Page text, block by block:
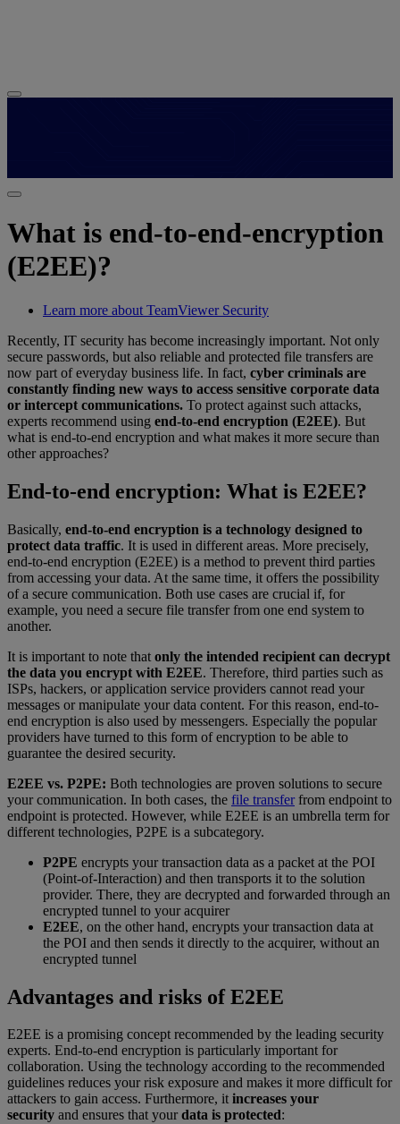
What is end-to-end-encryption
(E2EE)?
Learn more about TeamViewer Security
Recently, IT security has become increasingly important. Not only
secure passwords, but also reliable and protected file transfers are
now part of everyday business life. In fact, cyber criminals are
constantly finding new ways to access sensitive corporate data
or intercept communications. To protect against such attacks,
experts recommend using end-to-end encryption (E2EE). But
what is end-to-end encryption and what makes it more secure than
other approaches?
End-to-end encryption: What is E2EE?
Basically, end-to-end encryption is a technology designed to
protect data traffic. It is used in different areas. More precisely,
end-to-end encryption (E2EE) is a method to prevent third parties
from accessing your data. At the same time, it offers the possibility
of a secure communication. Both use cases are crucial if, for
example, you need a secure file transfer from one end system to
another.
It is important to note that only the intended recipient can decrypt
the data you encrypt with E2EE. Therefore, third parties such as
ISPs, hackers, or application service providers cannot read your
messages or manipulate your data content. For this reason, end-to-
end encryption is also used by messengers. Especially the popular
providers have turned to this form of encryption to be able to
guarantee the desired security.
E2EE vs. P2PE: Both technologies are proven solutions to secure
your communication. In both cases, the file transferfrom endpoint to
endpoint is protected. However, while E2EE is an umbrella term for
different technologies, P2PE is a subcategory.
P2PE encrypts your transaction data as a packet at the POI
(Point-of-Interaction) and then transports it to the solution
provider. There, they are decrypted and forwarded through an
encrypted tunnel to your acquirer
E2EE, on the other hand, encrypts your transaction data at
the POI and then sends it directly to the acquirer, without an
encrypted tunnel
Advantages and risks of E2EE
E2EE is a promising concept recommended by the leading security
experts. End-to-end encryption is particularly important for
collaboration. Using the technology according to the recommended
guidelines reduces your risk exposure and makes it more difficult for
attackers to gain access. Furthermore, itincreases your
security and ensures that yourdata is protected: